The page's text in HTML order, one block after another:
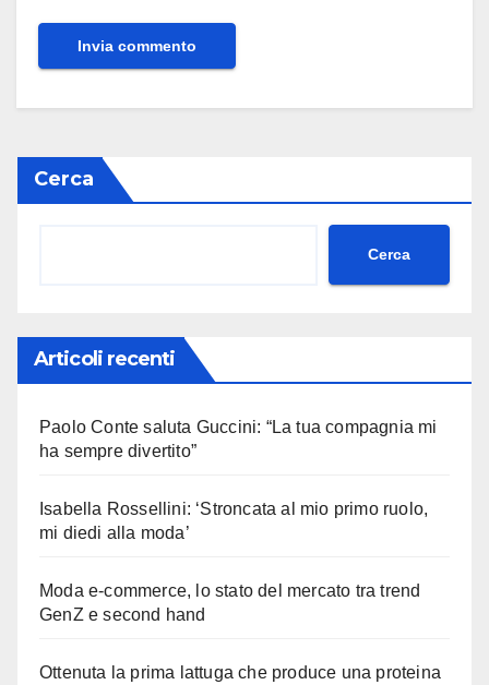
Cerca
Cerca
Articoli recenti
Paolo Conte saluta Guccini: “La tua compagnia mi
ha sempre divertito”
Isabella Rossellini: ‘Stroncata al mio primo ruolo,
mi diedi alla moda’
Moda e-commerce, lo stato del mercato tra trend
GenZ e second hand
Ottenuta la prima lattuga che produce una proteina